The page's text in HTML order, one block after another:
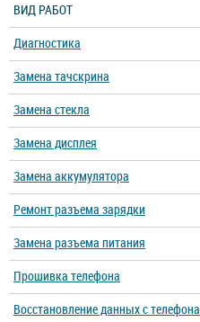
ВИД РАБОТ
Диагностика
Замена тачскрина
Замена стекла
Замена дисплея
Замена аккумулятора
Ремонт разъема зарядки
Замена разъема питания
Прошивка телефона
Восстановление данных с телефона